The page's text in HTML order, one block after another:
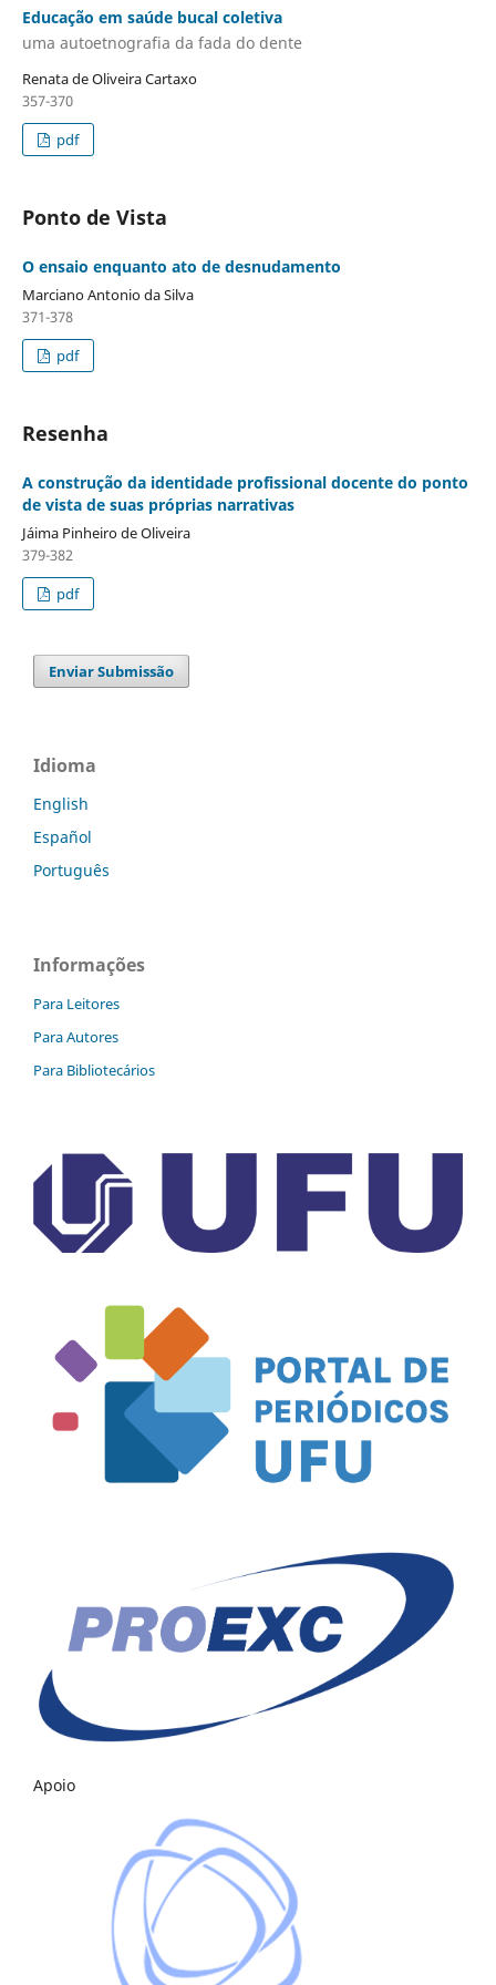
Educação em saúde bucal coletiva
uma autoetnografia da fada do dente
Renata de Oliveira Cartaxo
357-370
pdf
Ponto de Vista
O ensaio enquanto ato de desnudamento
Marciano Antonio da Silva
371-378
pdf
Resenha
A construção da identidade profissional docente do ponto
de vista de suas próprias narrativas
Jáima Pinheiro de Oliveira
379-382
pdf
Enviar Submissão
Idioma
English
Español
Português
Informações
Para Leitores
Para Autores
Para Bibliotecários
Apoio